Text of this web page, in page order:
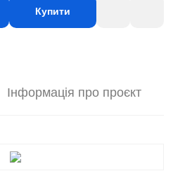
Купити
Інформація про проєкт